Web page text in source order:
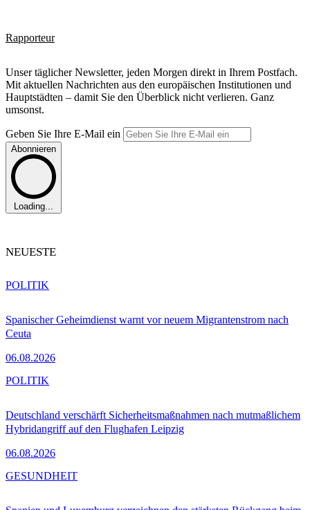
Rapporteur
Unser täglicher Newsletter, jeden Morgen direkt in Ihrem Postfach.
Mit aktuellen Nachrichten aus den europäischen Institutionen und
Hauptstädten – damit Sie den Überblick nicht verlieren. Ganz
umsonst.
Geben Sie Ihre E-Mail ein
Abonnieren
Loading...
NEUESTE
Spanischer Geheimdienst warnt vor neuem Migrantenstrom nach
Ceuta
06.08.2026
POLITIK
Deutschland verschärft Sicherheitsmaßnahmen nach mutmaßlichem
Hybridangriff auf den Flughafen Leipzig
06.08.2026
POLITIK
GESUNDHEIT